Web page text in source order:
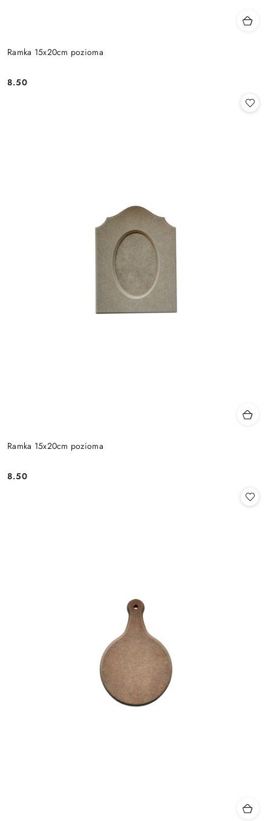
Ramka 15x20cm pozioma
Cena:
8.50
Ramka 15x20cm pozioma
Cena:
8.50